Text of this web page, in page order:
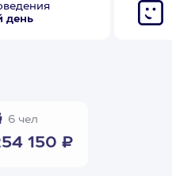
день
6 чел
150 ₽